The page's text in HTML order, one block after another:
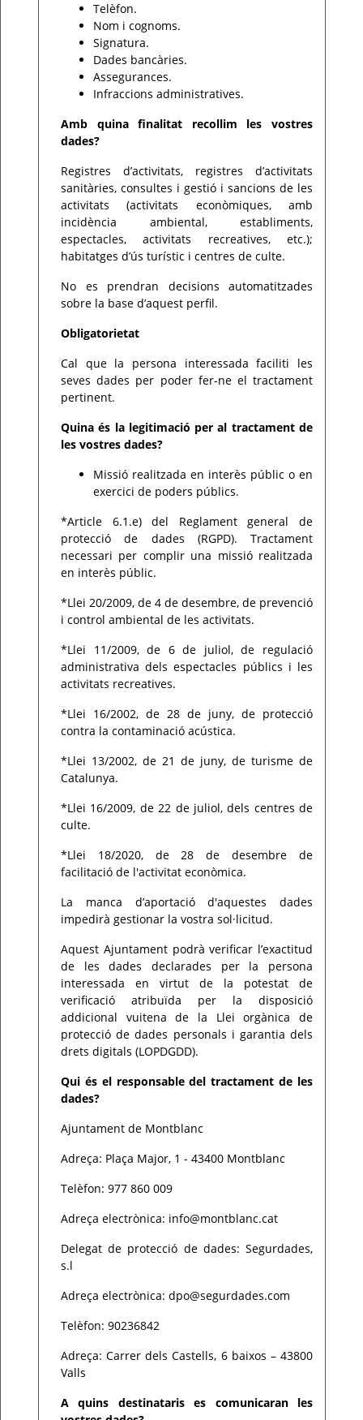
Telèfon.
Nom i cognoms.
Signatura.
Dades bancàries.
Assegurances.
Infraccions administratives.
Amb quina finalitat recollim les vostres
dades?
Registres d’activitats, registres d’activitats
sanitàries, consultes i gestió i sancions de les
activitats (activitats econòmiques, amb
incidència ambiental, establiments,
espectacles, activitats recreatives, etc.);
habitatges d’ús turístic i centres de culte.
No es prendran decisions automatitzades
sobre la base d’aquest perfil.
Obligatorietat
Cal que la persona interessada faciliti les
seves dades per poder fer-ne el tractament
pertinent.
Quina és la legitimació per al tractament de
les vostres dades?
Missió realitzada en interès públic o en
exercici de poders públics.
*Article 6.1.e) del Reglament general de
protecció de dades (RGPD). Tractament
necessari per complir una missió realitzada
en interès públic.
*Llei 20/2009, de 4 de desembre, de prevenció
i control ambiental de les activitats.
*Llei 11/2009, de 6 de juliol, de regulació
administrativa dels espectacles públics i les
activitats recreatives.
*Llei 16/2002, de 28 de juny, de protecció
contra la contaminació acústica.
*Llei 13/2002, de 21 de juny, de turisme de
Catalunya.
*Llei 16/2009, de 22 de juliol, dels centres de
culte.
*Llei 18/2020, de 28 de desembre de
facilitació de l'activitat econòmica.
La manca d’aportació d'aquestes dades
impedirà gestionar la vostra sol·licitud.
Aquest Ajuntament podrà verificar l’exactitud
de les dades declarades per la persona
interessada en virtut de la potestat de
verificació atribuïda per la disposició
addicional vuitena de la Llei orgànica de
protecció de dades personals i garantia dels
drets digitals (LOPDGDD).
Qui és el responsable del tractament de les
dades?
Ajuntament de Montblanc
Adreça: Plaça Major, 1 - 43400 Montblanc
Telèfon: 977 860 009
Adreça electrònica: info@montblanc.cat
Delegat de protecció de dades: Segurdades,
s.l
Adreça electrònica: dpo@segurdades.com
Telèfon: 90236842
Adreça: Carrer dels Castells, 6 baixos – 43800
Valls
A quins destinataris es comunicaran les